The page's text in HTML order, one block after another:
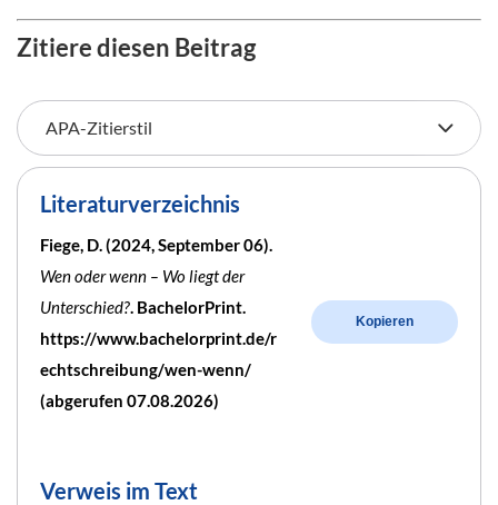
Zitiere diesen Beitrag
Literaturverzeichnis
Fiege, D. (2024, September 06).
Wen oder wenn – Wo liegt der
Unterschied?. BachelorPrint.
https://www.bachelorprint.de/r
echtschreibung/wen-wenn/
(abgerufen 07.08.2026)
Kopieren
Verweis im Text